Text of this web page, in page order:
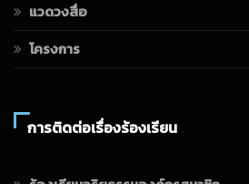
แวดวงสื่อ
โครงการ
การติดต่อเรื่องร้องเรียน